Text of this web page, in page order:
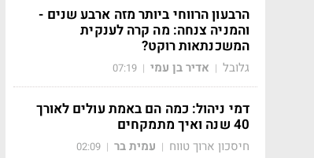
הרבעון הרווחי ביותר מזה ארבע שנים -
והמניה צנחה: מה קרה לענקית
המשכנתאות רוקט?
גלובל | אדיר בן עמי |
07:19
דמי ניהול: כמה הם באמת עולים לאורך
40 שנה ואיך מתמקחים
חיסכון ארוך טווח | עמית בר |
02:09